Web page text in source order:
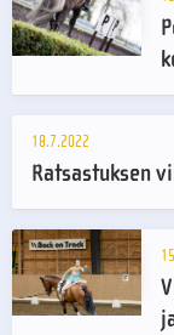
18.7.2022
Ratsastuksen